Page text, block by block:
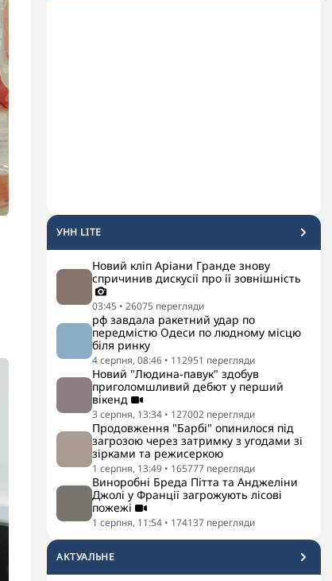
УНН LITE
Новий кліп Аріани Гранде знову
спричинив дискусії про її зовнішність
03:45 • 26075 перегляди
рф завдала ракетний удар по
передмістю Одеси по людному місцю
біля ринку
4 серпня, 08:46 • 112951 перегляди
Новий "Людина-павук" здобув
приголомшливий дебют у перший
вікенд
3 серпня, 13:34 • 127002 перегляди
Продовження "Барбі" опинилося під
загрозою через затримку з угодами зі
зірками та режисеркою
1 серпня, 13:49 • 165777 перегляди
Виноробні Бреда Пітта та Анджеліни
Джолі у Франції загрожують лісові
пожежі
1 серпня, 11:54 • 174137 перегляди
АКТУАЛЬНЕ